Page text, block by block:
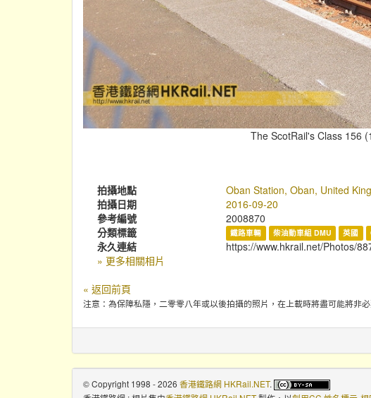
The ScotRail's Class 156
拍攝地點 Oban Station, Oban, United
拍攝日期
2016-09-20
參考編號
2008870
分類標籤
鐵路車輛 柴油動車組 DMU 英國
永久連結
https://www.hkrail.net/Photos/
» 更多相關相片
« 返回前頁
注意：為保障私隱，二零零八年或以後拍攝的照片，在上載時將盡可能將非
© Copyright 1998 - 2026 香港鐵路網 HKRail.NET.